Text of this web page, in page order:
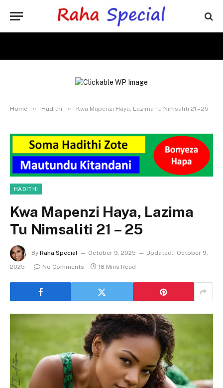
Home » Hadithi » Kwa Mapenzi Haya, Lazima Tu Nimsaliti 21 – 25
HADITHI
Kwa Mapenzi Haya, Lazima
Tu Nimsaliti 21 – 25
By Raha Special October 9, 2025 Updated:
October 9,
2025
No Comments 18 Mins Read